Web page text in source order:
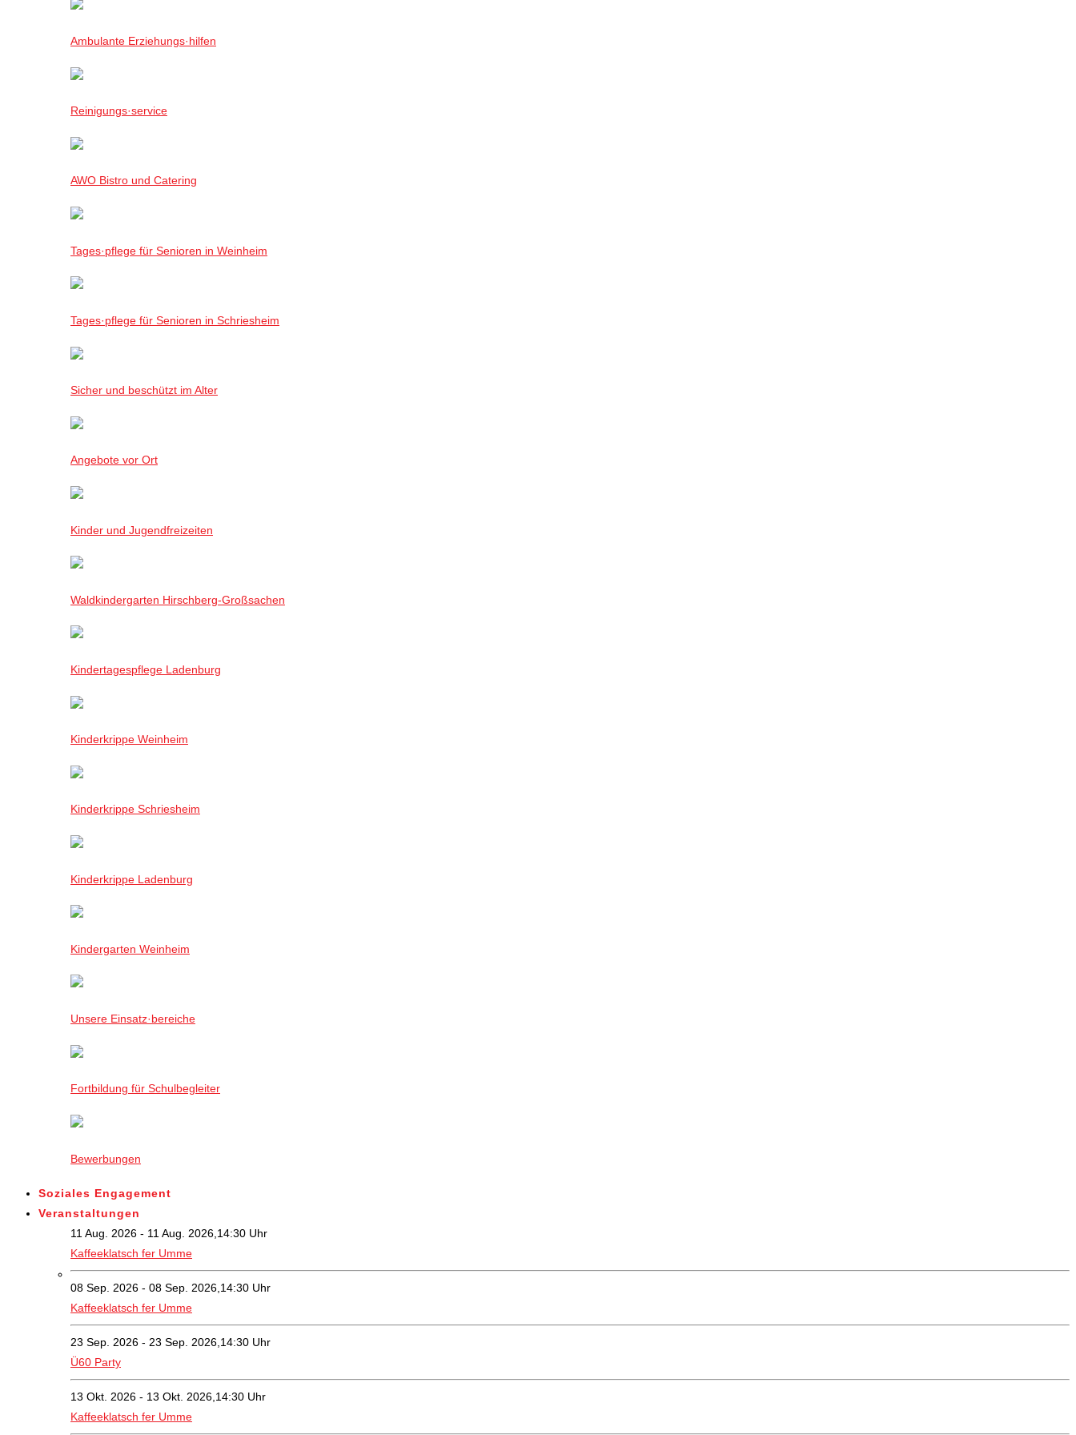
Ambulante Erziehungs·hilfen
Reinigungs·service
AWO Bistro und Catering
Tages·pflege für Senioren in Weinheim
Tages·pflege für Senioren in Schriesheim
Sicher und beschützt im Alter
Angebote vor Ort
Kinder und Jugendfreizeiten
Waldkindergarten Hirschberg-Großsachen
Kindertagespflege Ladenburg
Kinderkrippe Weinheim
Kinderkrippe Schriesheim
Kinderkrippe Ladenburg
Kindergarten Weinheim
Unsere Einsatz·bereiche
Fortbildung für Schulbegleiter
Bewerbungen
Soziales Engagement
Veranstaltungen
11 Aug. 2026 - 11 Aug. 2026,14:30 Uhr
Kaffeeklatsch fer Umme
08 Sep. 2026 - 08 Sep. 2026,14:30 Uhr
Kaffeeklatsch fer Umme
23 Sep. 2026 - 23 Sep. 2026,14:30 Uhr
Ü60 Party
13 Okt. 2026 - 13 Okt. 2026,14:30 Uhr
Kaffeeklatsch fer Umme